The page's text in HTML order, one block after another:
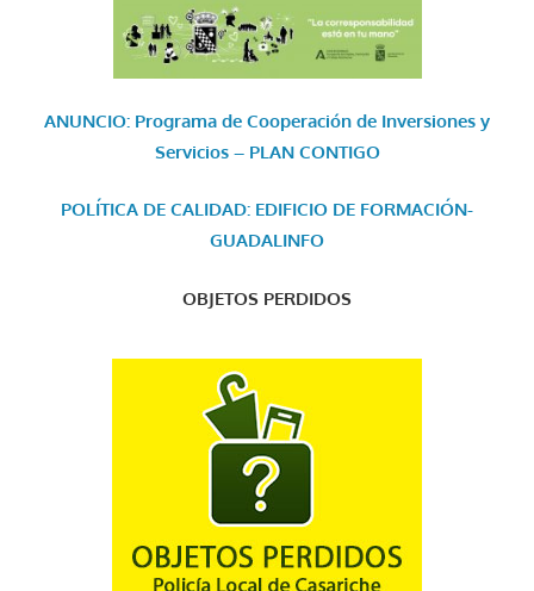
ANUNCIO: Programa de Cooperación de Inversiones y
Servicios – PLAN CONTIGO
POLÍTICA DE CALIDAD: EDIFICIO DE FORMACIÓN-
GUADALINFO
OBJETOS PERDIDOS